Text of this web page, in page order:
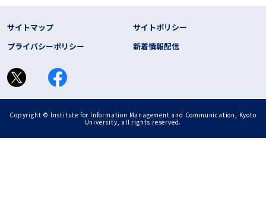
フッター リンク
サイトマップ
サイトポリシー
プライバシーポリシー
新着情報配信
Copyright © Institute for Information Management and Communication, Kyoto
University, all rights reserved.